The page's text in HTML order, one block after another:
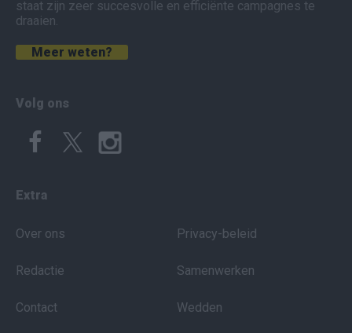
staat zijn zeer succesvolle en efficiënte campagnes te
draaien.
Meer weten?
Volg ons
Extra
Over ons
Redactie
Contact
Privacy-beleid
Samenwerken
Wedden